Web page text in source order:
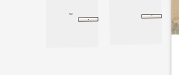
宪问
· 告子上
·